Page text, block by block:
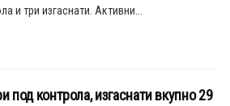
и три изгаснати. Активни...
под контрола, изгаснати вкупно 29